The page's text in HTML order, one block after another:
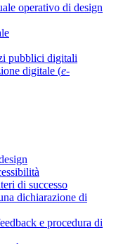
operativo di design
pubblici digitali
digitale (e-
di successo
dichiarazione di
e procedura di